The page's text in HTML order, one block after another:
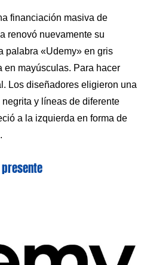
financiación masiva de
renovó nuevamente su
palabra «Udemy» en gris
en mayúsculas. Para hacer
Los diseñadores eligieron una
y líneas de diferente
a la izquierda en forma de
presente